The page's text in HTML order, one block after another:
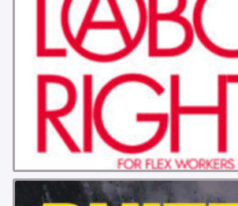
VB AMSTERDAM
VRIJ COLLECTIEF KORTRIJK
LEUVENSE ANARCHISTISCHE GROEP
VB BELGIË
VB UTRECHT